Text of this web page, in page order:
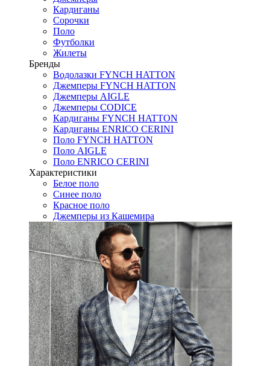
Кардиганы
Сорочки
Поло
Футболки
Жилеты
Бренды
Водолазки FYNCH HATTON
Джемперы FYNCH HATTON
Джемперы AIGLE
Джемперы CODICE
Кардиганы FYNCH HATTON
Кардиганы ENRICO CERINI
Поло FYNCH HATTON
Поло AIGLE
Поло ENRICO CERINI
Характеристики
Белое поло
Синее поло
Красное поло
Джемперы из Кашемира